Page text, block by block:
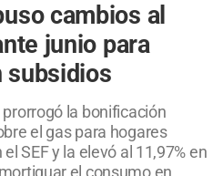
cambios al
junio para
subsidios
la bonificación
el gas para hogares
SEF y la elevó al 11,97% en
el consumo en